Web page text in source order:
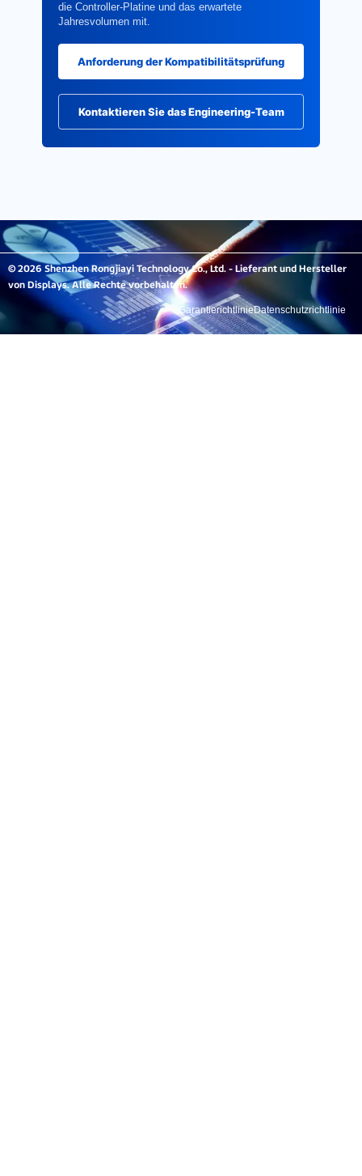
die Controller-Platine und das erwartete
Jahresvolumen mit.
Anforderung der Kompatibilitätsprüfung
Kontaktieren Sie das Engineering-Team
© 2026 Shenzhen Rongjiayi Technology Co., Ltd. - Lieferant und Hersteller
von Displays. Alle Rechte vorbehalten.
Datenschutzrichtlinie
Garantierichtlinie